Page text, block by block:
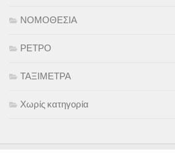
ΝΟΜΟΘΕΣΙΑ
ΡΕΤΡΟ
ΤΑΞΙΜΕΤΡΑ
Χωρίς κατηγορία